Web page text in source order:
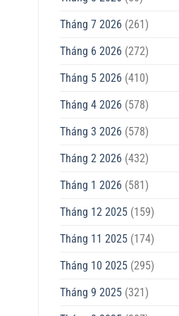
Tháng 7 2026 (261)
Tháng 6 2026 (272)
Tháng 5 2026 (410)
Tháng 4 2026 (578)
Tháng 3 2026 (578)
Tháng 2 2026 (432)
Tháng 1 2026 (581)
Tháng 12 2025(159)
Tháng 11 2025(174)
Tháng 10 2025(295)
Tháng 9 2025(321)